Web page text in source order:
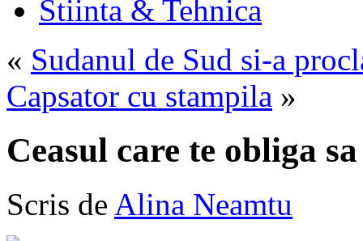
Stiinta & Tehnica
« Sudanul de Sud si-a
Capsator cu stampila »
Ceasul care te obliga
Scris de Alina Neamtu